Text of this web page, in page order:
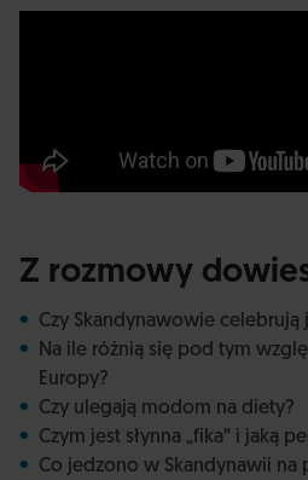
Z rozmowy
Czy Skandynawowie celebrują
Na ile różnią się pod tym
Europy?
Czy ulegają modom na diety?
Czym jest słynna „fika” i jaką
Co jedzono w Skandynawii na